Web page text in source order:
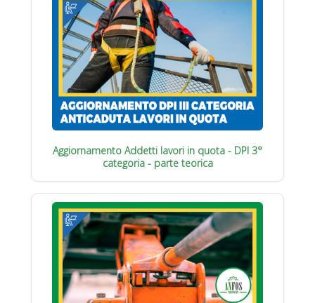
Aggiornamento Addetti lavori in quota - DPI 3°
categoria - parte teorica